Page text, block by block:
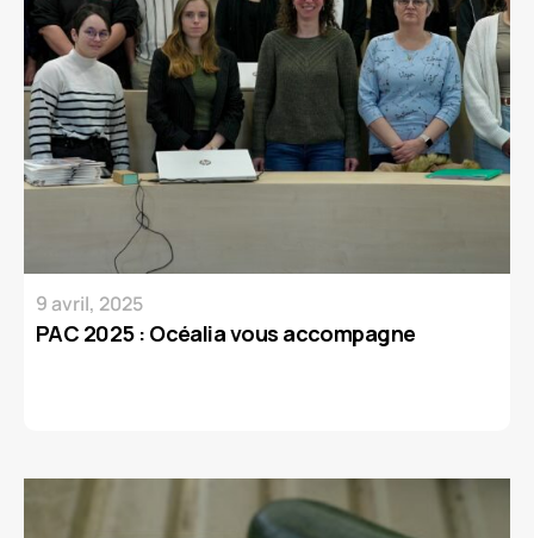
9 avril, 2025
PAC 2025 : Océalia vous accompagne